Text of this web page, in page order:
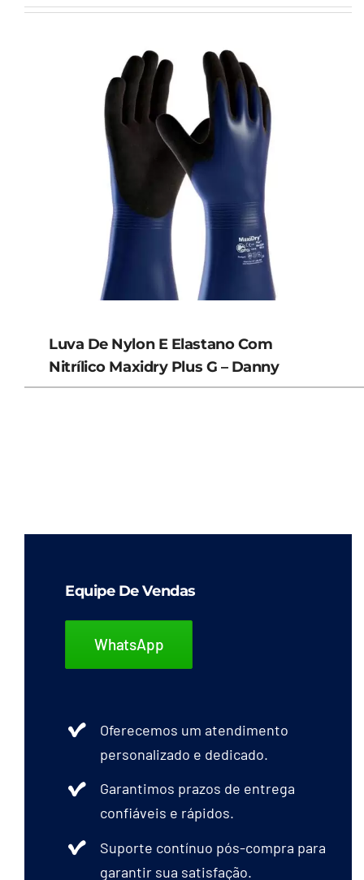
Luva De Nylon E Elastano Com
Nitrílico Maxidry Plus G – Danny
Equipe De Vendas
WhatsApp
Oferecemos um atendimento
personalizado e dedicado.
Garantimos prazos de entrega
confiáveis e rápidos.
Suporte contínuo pós-compra para
garantir sua satisfação.